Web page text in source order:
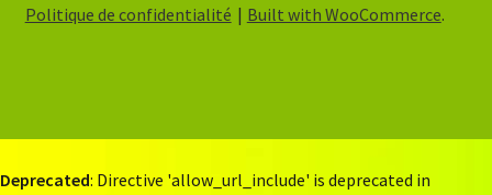
Politique de confidentialité
Built with WooCommerce.
Deprecated: Directive 'allow_url_include' is deprecated in